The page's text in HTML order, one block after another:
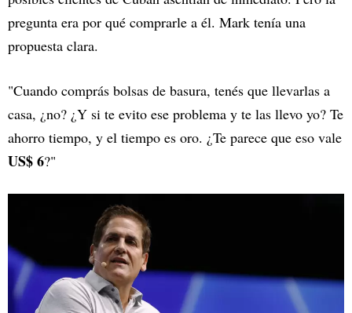
pregunta era por qué comprarle a él. Mark tenía una
propuesta clara.
"Cuando comprás bolsas de basura, tenés que llevarlas a
casa, ¿no? ¿Y si te evito ese problema y te las llevo yo? Te
ahorro tiempo, y el tiempo es oro. ¿Te parece que eso vale
US$ 6?"